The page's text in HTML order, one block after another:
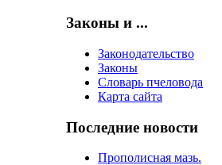
Законы и ...
Законодательство
Законы
Словарь пчеловода
Карта сайта
Последние новости
Прополисная мазь.